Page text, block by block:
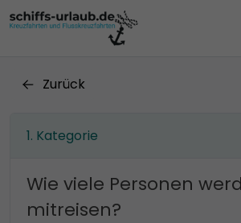
Zurück
Kategorie
Wie viele Personen
mitreisen?